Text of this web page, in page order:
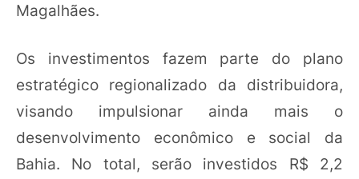
Magalhães.
Os investimentos fazem parte do plano
estratégico regionalizado da distribuidora,
visando impulsionar ainda mais o
desenvolvimento econômico e social da
Bahia. No total, serão investidos R$ 2,2